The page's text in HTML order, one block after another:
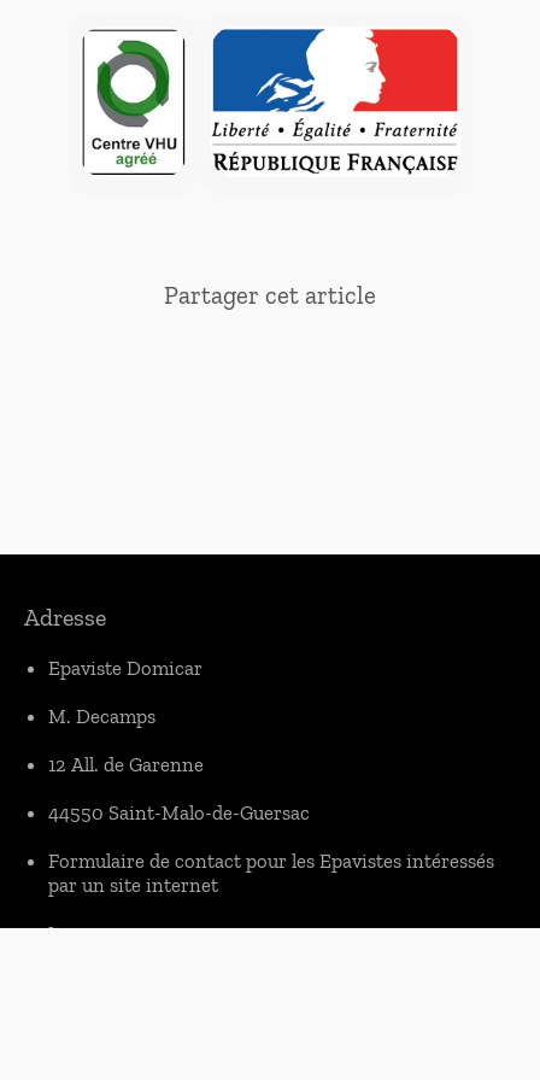
Partager cet article
Adresse
Epaviste Domicar
M. Decamps
12 All. de Garenne
44550 Saint-Malo-de-Guersac
Formulaire de contact pour les Epavistes intéressés
par un site internet
Informations